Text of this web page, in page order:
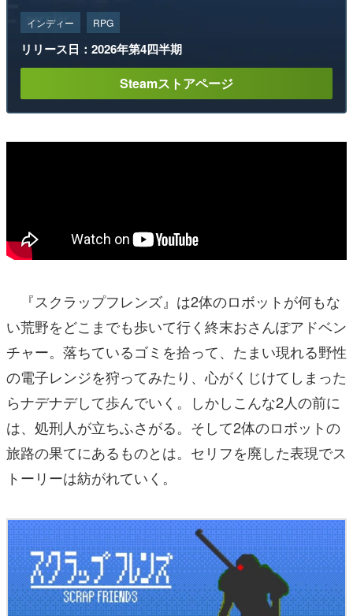
インディー RPG
リリース日：2026年第4四半期
Steamストアページ
『スクラップフレンズ』は2体のロボットが何もな
い荒野をどこまでも歩いて行く終末おさんぽアドベン
チャー。落ちているゴミを拾って、たまい現れる野性
の電子レンジを狩ってみたり、心がくじけてしまった
らナデナデして歩んでいく。しかしこんな2人の前に
は、処刑人が立ちふさがる。そして2体のロボットの
旅路の果てにあるものとは。セリフを廃した表現でス
トーリーは紡がれていく。